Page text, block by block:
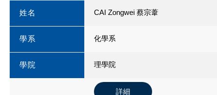
姓名 CAI Zongwei 蔡宗葦
學系 化學系
學院 理學院
詳細